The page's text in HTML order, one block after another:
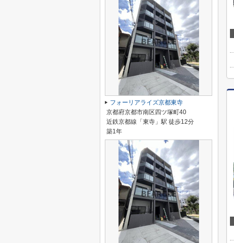
フォーリアライズ京都東寺
京都府京都市南区四ツ塚町40
近鉄京都線「東寺」駅 徒歩12分
築1年